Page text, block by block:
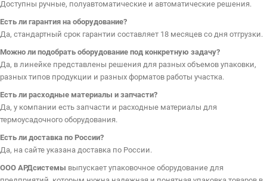
Доступны ручные, полуавтоматические и автоматические решения.
Есть ли гарантия на оборудование?
Да, стандартный срок гарантии составляет 18 месяцев со дня отгрузки.
Можно ли подобрать оборудование под конкретную задачу?
Да, в линейке представлены решения для разных объемов упаковки,
разных типов продукции и разных форматов работы участка.
Есть ли расходные материалы и запчасти?
Да, у компании есть запчасти и расходные материалы для
термоусадочного оборудования.
Есть ли доставка по России?
Да, на сайте указана доставка по России.
ООО АРДсистемы выпускает упаковочное оборудование для